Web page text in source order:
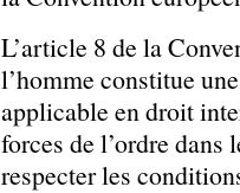
L’article 8 de la
l’homme constitue
applicable en droit
forces de l’ordre
respecter les